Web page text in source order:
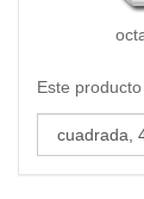
Este